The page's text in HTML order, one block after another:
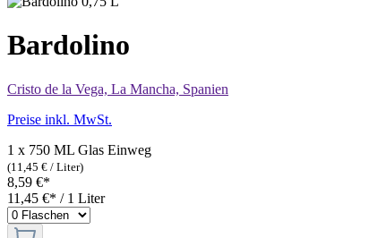
Bardolino
Cristo de la Vega, La Mancha, Spanien
Preise inkl. MwSt.
1 x 750 ML Glas Einweg
(11,45 € / Liter)
8,59 €*
11,45 €* / 1 Liter